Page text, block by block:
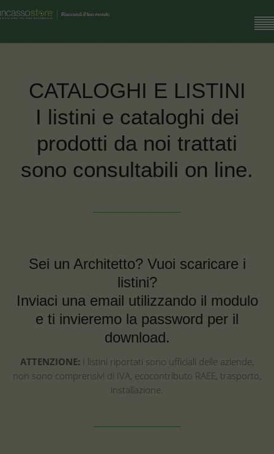
CATALOGHI E LISTINI
I listini e cataloghi dei
prodotti da noi trattati
sono consultabili on line.
Sei un Architetto? Vuoi scaricare i
listini?
Inviaci una email utilizzando il modulo
e ti invieremo la password per il
download.
ATTENZIONE: I listini riportati sono ufficiali delle aziende,
non sono comprensivi di IVA, ecocontributo RAEE, trasporto,
installazione.